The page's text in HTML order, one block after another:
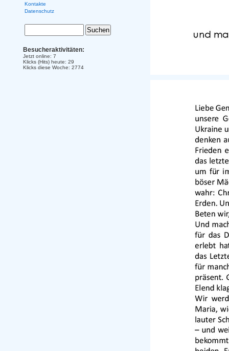
Kontakte
Datenschutz
Besucheraktivitäten:
Jetzt online: 7
Klicks (Hits) heute: 29
Klicks diese Woche: 2774